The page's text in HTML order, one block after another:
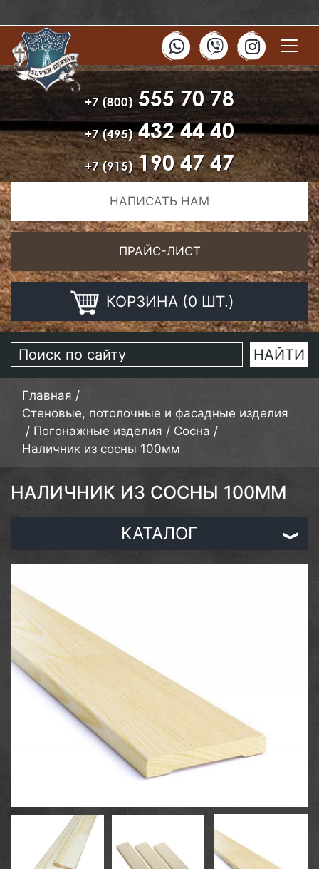
+7 (800) 555 70 78
+7 (495)432 44 40
+7 (915)190 47 47
НАПИСАТЬ НАМ
ПРАЙС-ЛИСТ
КОРЗИНА (0 ШТ.)
Главная /
Стеновые, потолочные и фасадные изделия
/ Погонажные изделия / Сосна /
Наличник из сосны 100мм
НАЛИЧНИК ИЗ СОСНЫ 100ММ
КАТАЛОГ